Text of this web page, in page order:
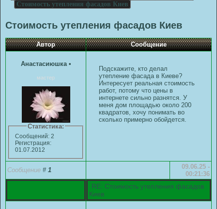
Стоимость утепления фасадов Киев
Стоимость утепления фасадов Киев
Автор Сообщение
Анастасиюшка •
мастер
Статистика:
Сообщений: 2
Регистрация:
01.07.2012
Подскажите, кто делал
утепление фасада в Киеве?
Интересует реальная стоимость
работ, потому что цены в
интернете сильно разнятся. У
меня дом площадью около 200
квадратов, хочу понимать во
сколько примерно обойдется.
Сообщение # 1
09.06.25 -
00:21:36
RE: Стоимость утепления фасадов
Киев